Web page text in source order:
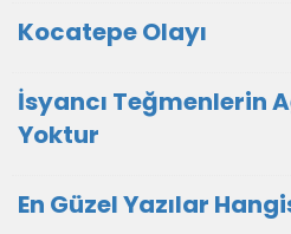
Kocatepe Olayı
İsyancı Teğmenlerin
Yoktur
En Güzel Yazılar